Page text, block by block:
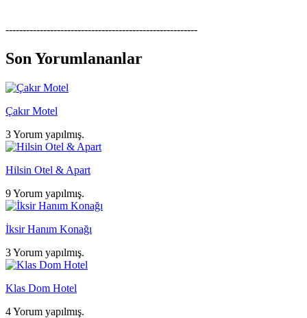
--------------------------------------------------------
Son Yorumlananlar
Çakır Motel
3 Yorum yapılmış.
Hilsin Otel & Apart
9 Yorum yapılmış.
İksir Hanım Konağı
3 Yorum yapılmış.
Klas Dom Hotel
4 Yorum yapılmış.